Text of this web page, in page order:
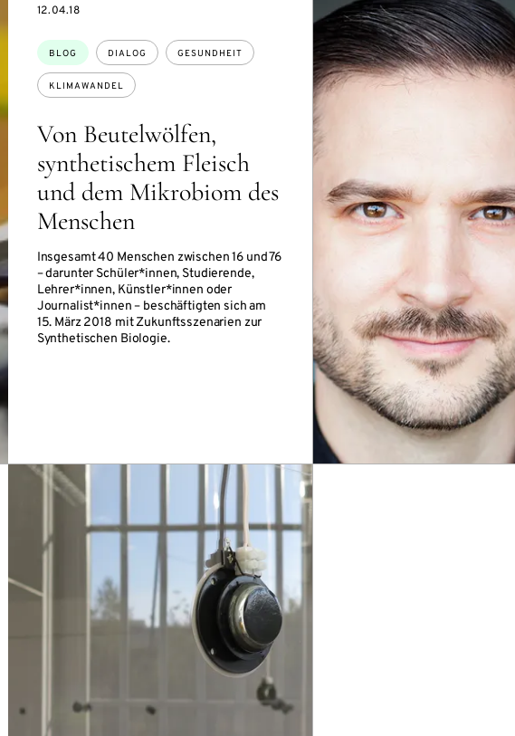
Von Beutelwölfen,
synthetischem Fleisch
und dem Mikrobiom des
Menschen
Insgesamt 40 Menschen zwischen 16 und 76
– darunter Schüler*innen, Studierende,
Lehrer*innen, Künstler*innen oder
Journalist*innen – beschäftigten sich am
15. März 2018 mit Zukunftsszenarien zur
Synthetischen Biologie.
Themen:
BLOG DIALOG GESUNDHEIT
KLIMAWANDEL
DATE
12.04.18